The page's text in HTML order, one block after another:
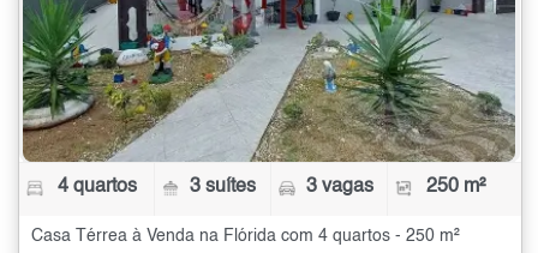
4 quartos 3 suítes 3 vagas 250 m²
Casa Térrea à Venda na Flórida com 4 quartos - 250 m²